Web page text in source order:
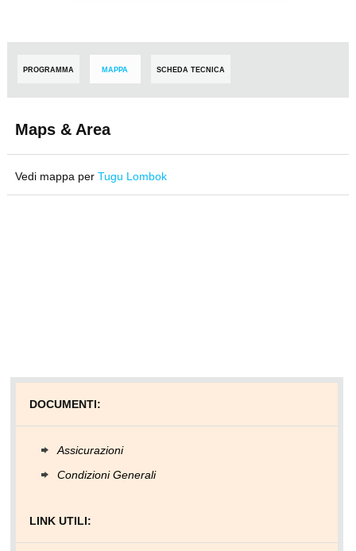
PROGRAMMA MAPPA SCHEDA TECNICA
Maps & Area
Vedi mappa per Tugu Lombok
DOCUMENTI:
Assicurazioni
Condizioni Generali
LINK UTILI: